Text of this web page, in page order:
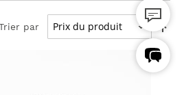
pour Opel
pour Skoda
par